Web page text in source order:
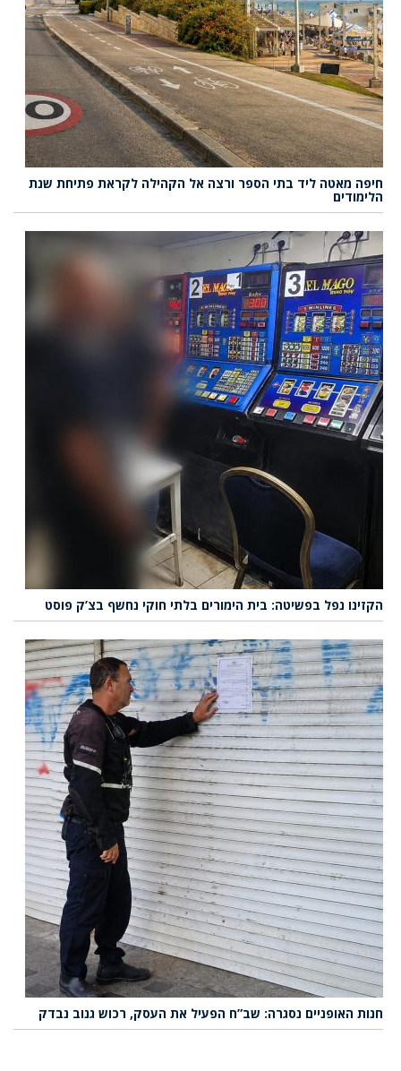
חיפה מאטה ליד בתי הספר ורצה אל הקהילה לקראת פתיחת שנת
הלימודים
הקזינו נפל בפשיטה: בית הימורים בלתי חוקי נחשף בצ’ק פוסט
חנות האופניים נסגרה: שב”ח הפעיל את העסק, רכוש גנוב נבדק